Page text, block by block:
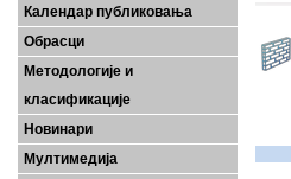
Календар публиковања
Обрасци
Методологије и
класификације
Новинари
Мултимедија